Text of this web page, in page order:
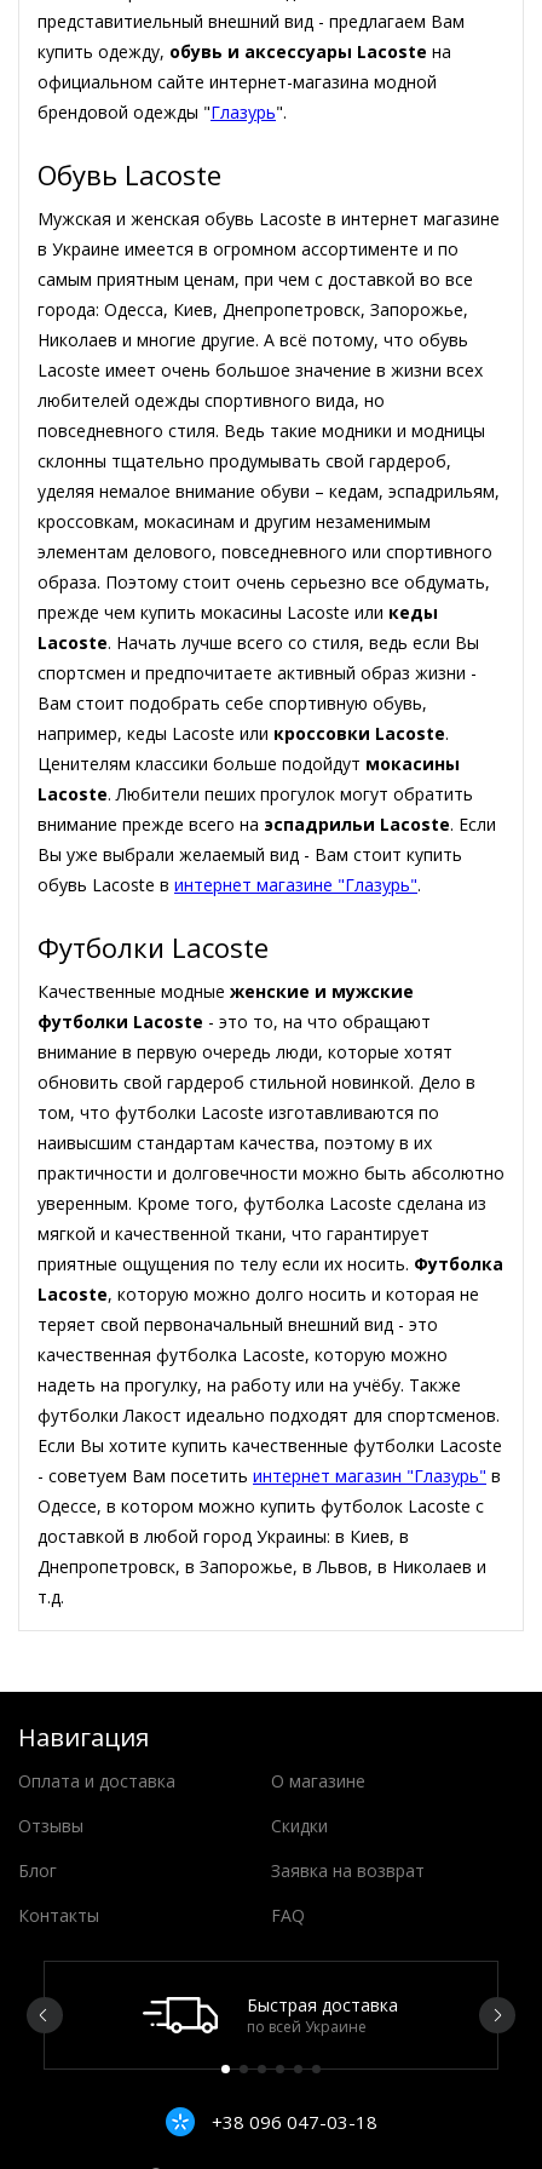
представитиельный внешний вид - предлагаем Вам
купить одежду, обувь и аксессуары Lacoste на
официальном сайте интернет-магазина модной
брендовой одежды "Глазурь".
Обувь Lacoste
Мужская и женская обувь Lacoste в интернет магазине
в Украине имеется в огромном ассортименте и по
самым приятным ценам, при чем с доставкой во все
города: Одесса, Киев, Днепропетровск, Запорожье,
Николаев и многие другие. А всё потому, что обувь
Lacoste имеет очень большое значение в жизни всех
любителей одежды спортивного вида, но
повседневного стиля. Ведь такие модники и модницы
склонны тщательно продумывать свой гардероб,
уделяя немалое внимание обуви – кедам, эспадрильям,
кроссовкам, мокасинам и другим незаменимым
элементам делового, повседневного или спортивного
образа. Поэтому стоит очень серьезно все обдумать,
прежде чем купить мокасины Lacoste или кеды
Lacoste. Начать лучше всего со стиля, ведь если Вы
спортсмен и предпочитаете активный образ жизни -
Вам стоит подобрать себе спортивную обувь,
например, кеды Lacoste или кроссовки Lacoste.
Ценителям классики больше подойдут мокасины
Lacoste. Любители пеших прогулок могут обратить
внимание прежде всего на эспадрильи Lacoste. Если
Вы уже выбрали желаемый вид - Вам стоит купить
обувь Lacoste в интернет магазине "Глазурь".
Футболки Lacoste
Качественные модные женские и мужские
футболки Lacoste - это то, на что обращают
внимание в первую очередь люди, которые хотят
обновить свой гардероб стильной новинкой. Дело в
том, что футболки Lacoste изготавливаются по
наивысшим стандартам качества, поэтому в их
практичности и долговечности можно быть абсолютно
уверенным. Кроме того, футболка Lacoste сделана из
мягкой и качественной ткани, что гарантирует
приятные ощущения по телу если их носить. Футболка
Lacoste, которую можно долго носить и которая не
теряет свой первоначальный внешний вид - это
качественная футболка Lacoste, которую можно
надеть на прогулку, на работу или на учёбу. Также
футболки Лакост идеально подходят для спортсменов.
Если Вы хотите купить качественные футболки Lacoste
- советуем Вам посетить интернет магазин "Глазурь" в
Одессе, в котором можно купить футболок Lacoste с
доставкой в любой город Украины: в Киев, в
Днепропетровск, в Запорожье, в Львов, в Николаев и
т.д.
Навигация
Оплата и доставка
О магазине
Отзывы
Скидки
Блог
Заявка на возврат
Контакты
FAQ
Быстрая доставка
по всей Украине
+38 096 047-03-18